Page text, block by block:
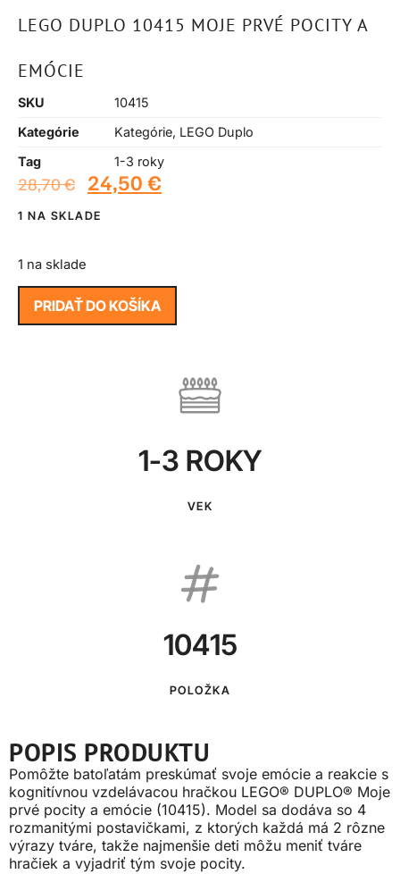
LEGO DUPLO 10415 MOJE PRVÉ POCITY A
EMÓCIE
SKU
10415
Kategórie
Kategórie, LEGO Duplo
Tag
1-3 roky
28,70€ 24,50 €
1 NA SKLADE
1 na sklade
PRIDAŤ DO KOŠÍKA
1-3 ROKY
VEK
10415
POLOŽKA
POPIS PRODUKTU
Pomôžte batoľatám preskúmať svoje emócie a reakcie s
kognitívnou vzdelávacou hračkou LEGO® DUPLO® Moje
prvé pocity a emócie (10415). Model sa dodáva so 4
rozmanitými postavičkami, z ktorých každá má 2 rôzne
výrazy tváre, takže najmenšie deti môžu meniť tváre
hračiek a vyjadriť tým svoje pocity.